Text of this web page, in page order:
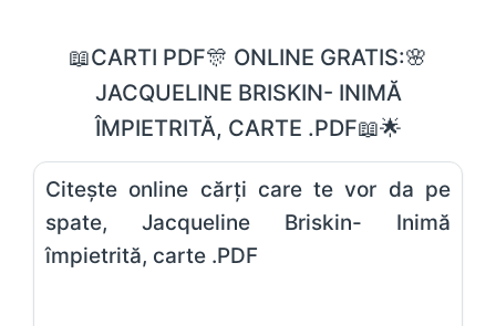
📖CARTI PDF🎊 ONLINE GRATIS:🌸
JACQUELINE BRISKIN- INIMĂ
ÎMPIETRITĂ, CARTE .PDF📖🌟
Citește online cărți care te vor da pe
spate, Jacqueline Briskin- Inimă
împietrită, carte .PDF